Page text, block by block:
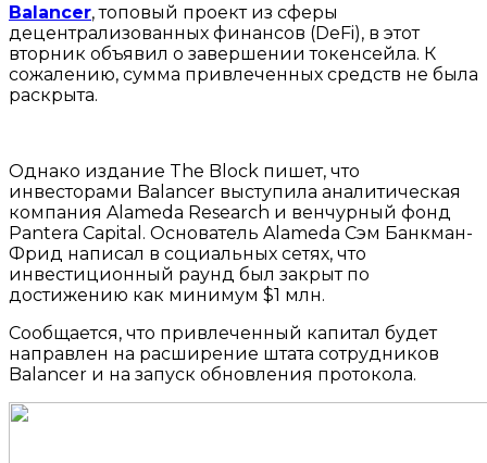
Balancer, топовый проект из сферы
децентрализованных финансов (DeFi), в этот
вторник объявил о завершении токенсейла. К
сожалению, сумма привлеченных средств не была
раскрыта.
Однако издание The Block пишет, что
инвесторами Balancer выступила аналитическая
компания Alameda Research и венчурный фонд
Pantera Capital. Основатель Alameda Сэм Банкман-
Фрид написал в социальных сетях, что
инвестиционный раунд был закрыт по
достижению как минимум $1 млн.
Сообщается, что привлеченный капитал будет
направлен на расширение штата сотрудников
Balancer и на запуск обновления протокола.